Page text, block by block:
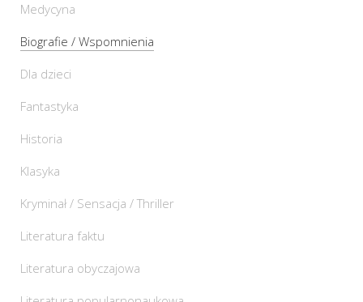
Medycyna
Biografie / Wspomnienia
Dla dzieci
Fantastyka
Historia
Klasyka
Kryminał / Sensacja / Thriller
Literatura faktu
Literatura obyczajowa